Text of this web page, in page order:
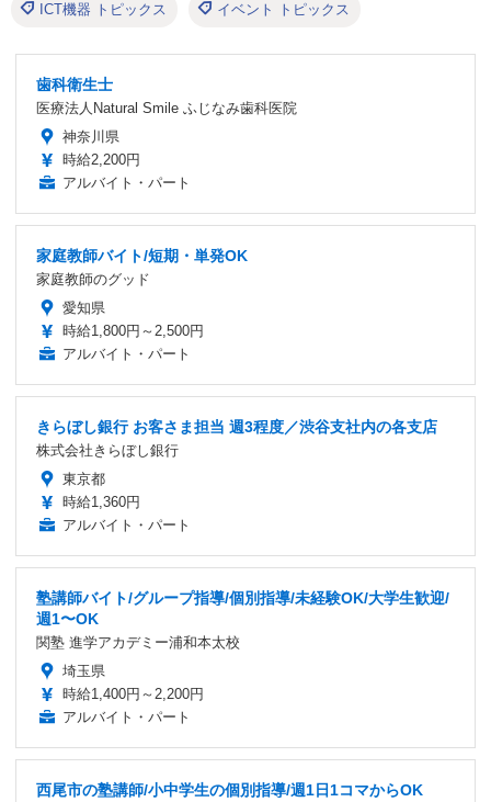
ICT機器 トピックス イベント トピックス
歯科衛生士
医療法人Natural Smile ふじなみ歯科医院
神奈川県
時給2,200円
アルバイト・パート
家庭教師バイト/短期・単発OK
家庭教師のグッド
愛知県
時給1,800円～2,500円
アルバイト・パート
きらぼし銀行 お客さま担当 週3程度／渋谷支社内の各支店
株式会社きらぼし銀行
東京都
時給1,360円
アルバイト・パート
塾講師バイト/グループ指導/個別指導/未経験OK/大学生歓迎/
週1〜OK
関塾 進学アカデミー浦和本太校
埼玉県
時給1,400円～2,200円
アルバイト・パート
西尾市の塾講師/小中学生の個別指導/週1日1コマからOK